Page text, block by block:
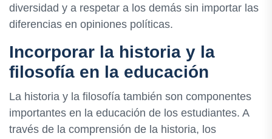
diversidad y a respetar a los demás sin importar las
diferencias en opiniones políticas.
Incorporar la historia y la
filosofía en la educación
La historia y la filosofía también son componentes
importantes en la educación de los estudiantes. A
través de la comprensión de la historia, los